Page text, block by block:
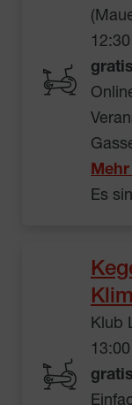
gratis
Es
Klub
gratis